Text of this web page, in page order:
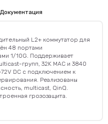
Документация
L2+ коммутатор для
48 портами
1/10G. Поддерживает
групп, 32K MAC и 3840
DC с подключением к
Реализованы
multicast, QinQ.
грозозащита.